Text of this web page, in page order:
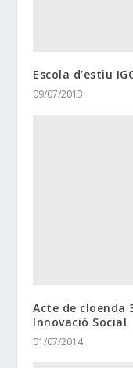
Escola d’estiu
09/07/2013
Acte de cloenda
Innovació Social
01/07/2014